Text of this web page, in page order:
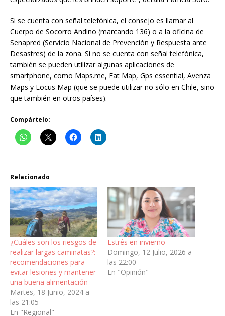
Si se cuenta con señal telefónica, el consejo es llamar al
Cuerpo de Socorro Andino (marcando 136) o a la oficina de
Senapred (Servicio Nacional de Prevención y Respuesta ante
Desastres) de la zona. Si no se cuenta con señal telefónica,
también se pueden utilizar algunas aplicaciones de
smartphone, como Maps.me, Fat Map, Gps essential, Avenza
Maps y Locus Map (que se puede utilizar no sólo en Chile, sino
que también en otros países).
Compártelo:
Relacionado
¿Cuáles son los riesgos de
realizar largas caminatas?:
recomendaciones para
evitar lesiones y mantener
una buena alimentación
Martes, 18 Junio, 2024 a
las 21:05
En "Regional"
Estrés en invierno
Domingo, 12 Julio, 2026 a
las 22:00
En "Opinión"